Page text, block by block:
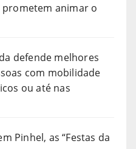
animar o
defende melhores
com mobilidade
ou até nas
Pinhel, as “Festas da